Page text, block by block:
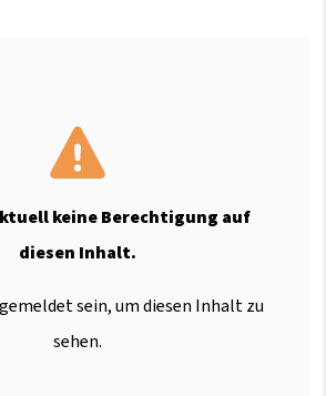
keine Berechtigung auf
diesen Inhalt.
sein, um diesen Inhalt zu
sehen.